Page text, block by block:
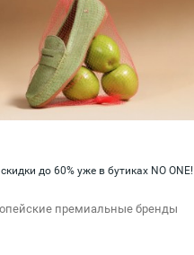
до 60% уже в бутиках NO ONE!
премиальные бренды